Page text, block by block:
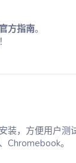
方指南。
装，方便用户测
Chromebook。